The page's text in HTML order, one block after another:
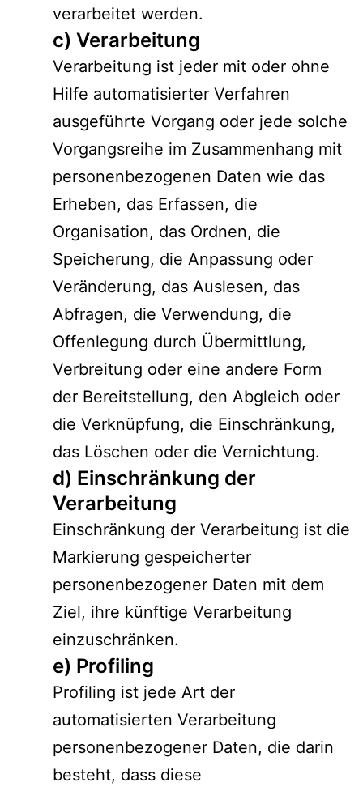
verarbeitet werden.
c) Verarbeitung
Verarbeitung ist jeder mit oder ohne
Hilfe automatisierter Verfahren
ausgeführte Vorgang oder jede solche
Vorgangsreihe im Zusammenhang mit
personenbezogenen Daten wie das
Erheben, das Erfassen, die
Organisation, das Ordnen, die
Speicherung, die Anpassung oder
Veränderung, das Auslesen, das
Abfragen, die Verwendung, die
Offenlegung durch Übermittlung,
Verbreitung oder eine andere Form
der Bereitstellung, den Abgleich oder
die Verknüpfung, die Einschränkung,
das Löschen oder die Vernichtung.
d) Einschränkung der
Verarbeitung
Einschränkung der Verarbeitung ist die
Markierung gespeicherter
personenbezogener Daten mit dem
Ziel, ihre künftige Verarbeitung
einzuschränken.
e) Profiling
Profiling ist jede Art der
automatisierten Verarbeitung
personenbezogener Daten, die darin
besteht, dass diese